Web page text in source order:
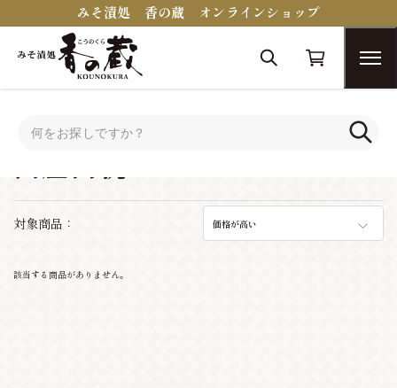
みそ漬処 香の蔵 オンラインショップ
対象商品： 価格が高い
該当する商品がありません。